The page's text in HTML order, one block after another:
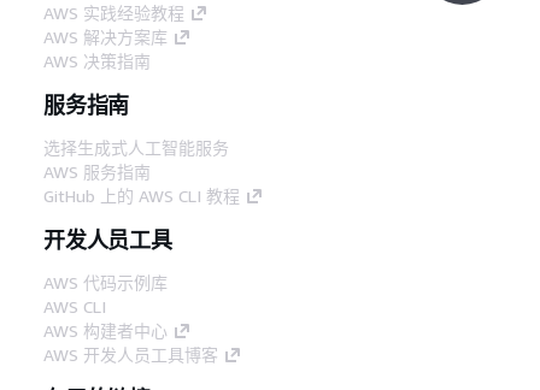
AWS 实践经验教程
AWS 解决方案库
AWS 决策指南
服务指南
选择生成式人工智能服务
AWS 服务指南
GitHub 上的 AWS CLI 教程
开发人员工具
AWS 代码示例库
AWS CLI
AWS 构建者中心
AWS 开发人员工具博客